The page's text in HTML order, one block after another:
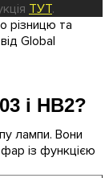
ТУТ.
різницю та
Global
і HB2?
лампи. Вони
із функцією